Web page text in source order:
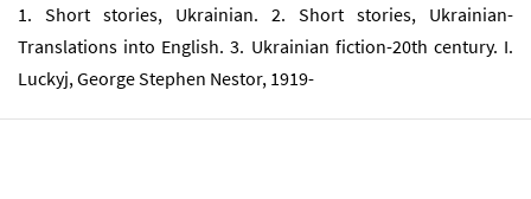
1. Short stories, Ukrainian. 2. Short stories, Ukrainian-
Translations into English. 3. Ukrainian fiction-20th century. I.
Luckyj, George Stephen Nestor, 1919-